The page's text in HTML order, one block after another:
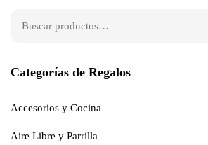
Categorías de Regalos
Accesorios y Cocina
Aire Libre y Parrilla